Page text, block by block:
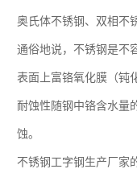
奥氏体不锈钢、双相不
通俗地说，不锈钢是不
表面上富铬氧化膜（钝
耐蚀性随钢中铬含水量
蚀。
不锈钢工字钢生产厂家